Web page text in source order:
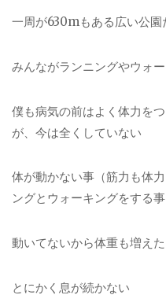
一周が630mもある広い公園
みんながランニングやウォ
僕も病気の前はよく体力を
が、今は全くしていない
体が動かない事（筋力も体
ングとウォーキングをする
動いてないから体重も増えた
とにかく息が続かない